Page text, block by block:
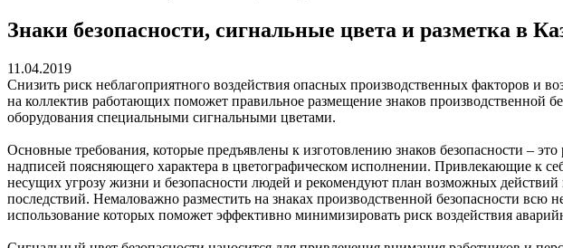
Знаки безопасности, сигнальные цвета и разметка в
11.04.2019
Снизить риск неблагоприятного воздействия опасных производственных факторов и
на коллектив работающих поможет правильное размещение знаков производственной
оборудования специальными сигнальными цветами.
Основные требования, которые предъявлены к изготовлению знаков безопасности –
надписей поясняющего характера в цветографическом исполнении. Привлекающие к
несущих угрозу жизни и безопасности людей и рекомендуют план возможных
последствий. Немаловажно разместить на знаках производственной безопасности
использование которых поможет эффективно минимизировать риск воздействия